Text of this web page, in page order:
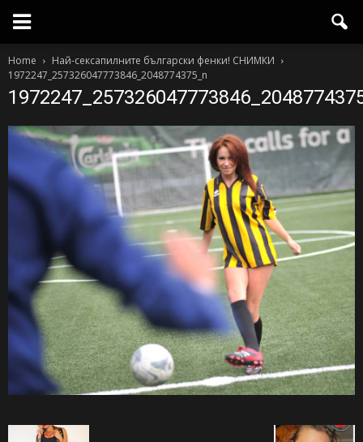
Home
Най-сексапилните български фенки! СНИМКИ
1972247_257326047773846_2048774375_n